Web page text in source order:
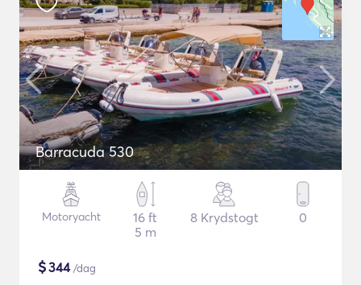
Barracuda 530
Motoryacht
16 ft
5 m
8 Krydstogt 0
$344/dag